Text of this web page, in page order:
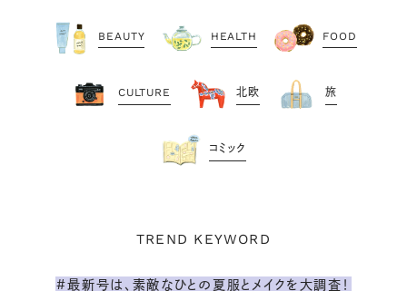
BEAUTY HEALTH FOOD
CULTURE 北欧 旅
コミック
TREND KEYWORD
#最新号は、素敵なひとの夏服とメイクを大調査！